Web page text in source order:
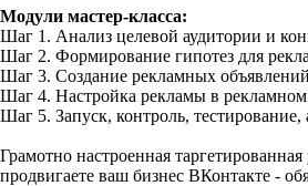
Модули мастер-класса:
Шаг 1. Анализ целевой аудитории и
Шаг 2. Формирование гипотез для
Шаг 3. Создание рекламных
Шаг 4. Настройка рекламы в рекламном
Шаг 5. Запуск, контроль, тестирование,
Грамотно настроенная
продвигаете ваш бизнес ВКонтакте -